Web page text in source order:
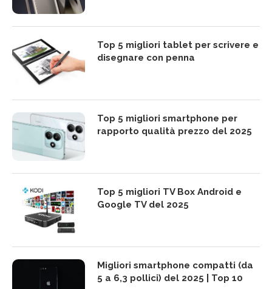
Top 5 migliori tablet per scrivere e
disegnare con penna
Top 5 migliori smartphone per
rapporto qualità prezzo del 2025
Top 5 migliori TV Box Android e
Google TV del 2025
Migliori smartphone compatti (da
5 a 6,3 pollici) del 2025 | Top 10